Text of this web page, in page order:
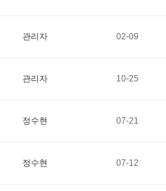
관리자 02-09
관리자 10-25
정수현 07-21
정수현 07-12